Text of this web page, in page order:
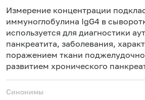
Измерение концентрации
иммуноглобулина IgG4 в
используется для диагностики
панкреатита, заболевания,
поражением ткани
развитием хронического
Синонимы